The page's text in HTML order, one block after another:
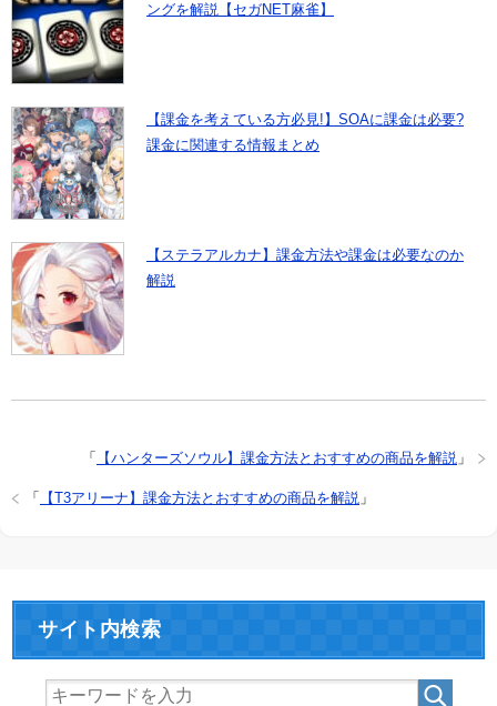
ングを解説【セガNET麻雀】
【課金を考えている方必見!】SOAに課金は必要?
課金に関連する情報まとめ
【ステラアルカナ】課金方法や課金は必要なのか
解説
「 【ハンターズソウル】課金方法とおすすめの商品を解説 」
「 【T3アリーナ】課金方法とおすすめの商品を解説 」
サイト内検索